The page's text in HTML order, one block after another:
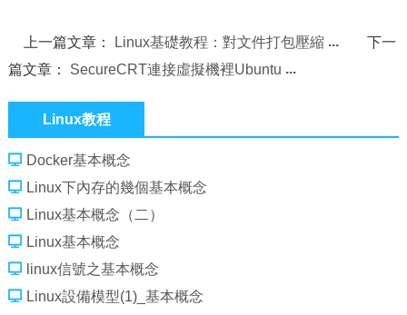
上一篇文章： Linux基礎教程：對文件打包壓縮
下一
篇文章： SecureCRT連接虛擬機裡Ubuntu
Linux教程
Docker基本概念
Linux下內存的幾個基本概念
Linux基本概念（二）
Linux基本概念
linux信號之基本概念
Linux設備模型(1)_基本概念